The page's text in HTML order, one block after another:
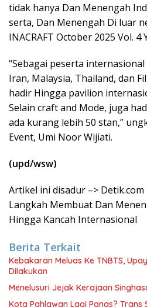
tidak hanya Dan Menengah
serta, Dan Menengah Di luar
INACRAFT October 2025 Vol.
“Sebagai peserta
Iran, Malaysia, Thailand, dan
hadir Hingga pavilion
Selain craft and Mode, juga
ada kurang lebih 50 stan,”
Event, Umi Noor Wijiati.
(upd/wsw)
Artikel ini disadur –>
Langkah Membuat Dan
Hingga Kancah Internasional
Berita Terkait
Kebakaran Meluas Ke TNBTS,
Dilakukan
Menelusuri Jejak Kerajaan
Kota Pahlawan Lagi Panas? Trans